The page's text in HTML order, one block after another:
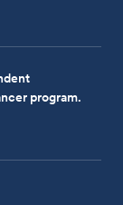
program.